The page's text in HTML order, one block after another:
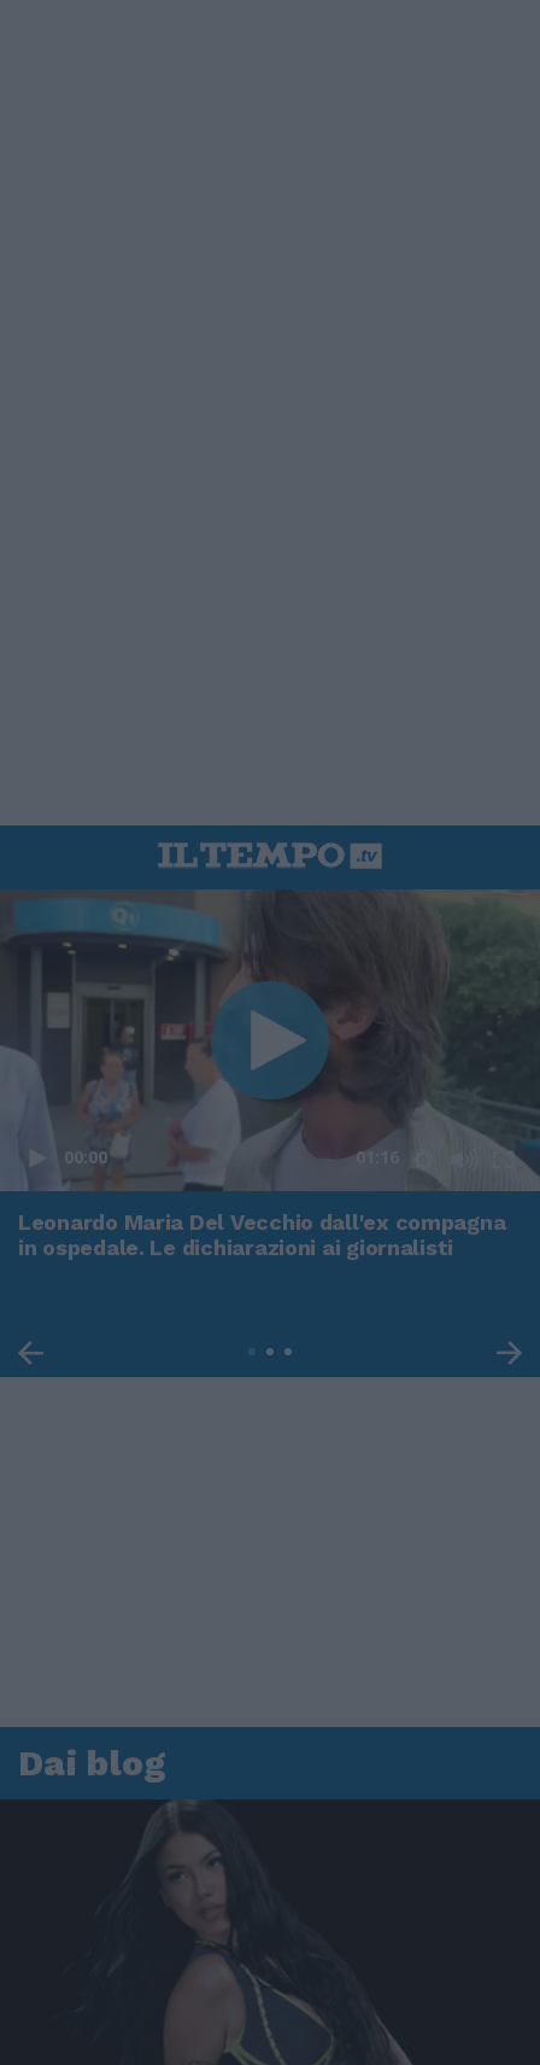
00:00 01:16
Leonardo Maria Del Vecchio dall'ex compagna
in ospedale. Le dichiarazioni ai giornalisti
Dai blog